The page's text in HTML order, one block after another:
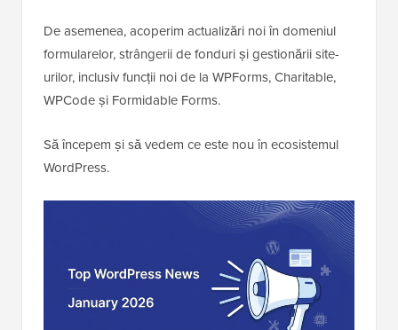
De asemenea, acoperim actualizări noi în domeniul
formularelor, strângerii de fonduri și gestionării site-
urilor, inclusiv funcții noi de la WPForms, Charitable,
WPCode și Formidable Forms.
Să începem și să vedem ce este nou în ecosistemul
WordPress.